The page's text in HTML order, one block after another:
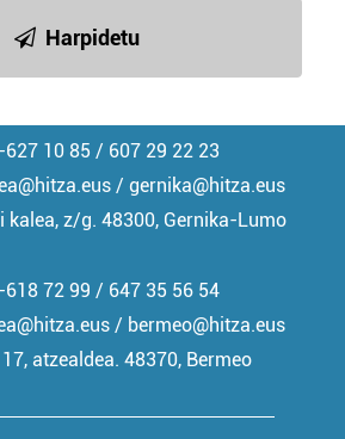
Harpidetu
10 85 / 607 29 22 23
/ gernika@hitza.eus
kalea, z/g. 48300, Gernika-Lumo
618 72 99 / 647 35 56 54
/ bermeo@hitza.eus
atzealdea. 48370, Bermeo